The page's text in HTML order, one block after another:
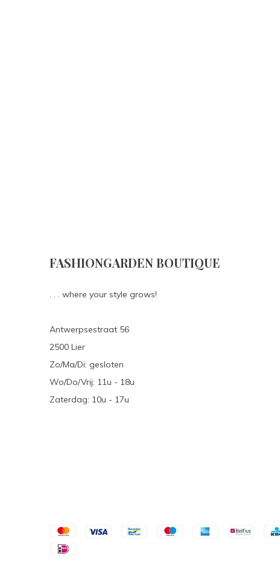
FASHIONGARDEN BOUTIQUE
. . . where your style grows!
Antwerpsestraat 56
2500 Lier
Zo/Ma/Di: gesloten
Wo/Do/Vrij: 11u - 18u
Zaterdag: 10u - 17u